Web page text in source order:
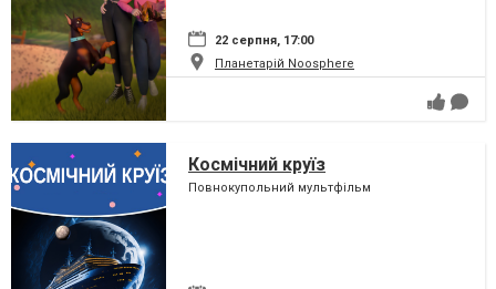
22 серпня, 17:00
Планетарій Noosphere
Космічний круїз
Повнокупольний мультфільм